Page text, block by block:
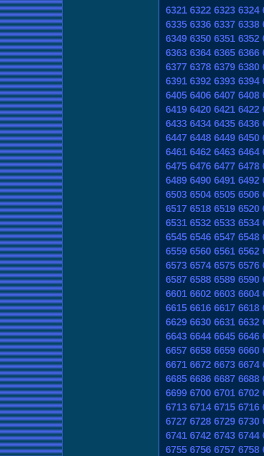
6321 6322 6323 6324
6335 6336 6337 6338
6349 6350 6351 6352
6363 6364 6365 6366
6377 6378 6379 6380
6391 6392 6393 6394
6405 6406 6407 6408
6419 6420 6421 6422
6433 6434 6435 6436
6447 6448 6449 6450
6461 6462 6463 6464
6475 6476 6477 6478
6489 6490 6491 6492
6503 6504 6505 6506
6517 6518 6519 6520
6531 6532 6533 6534
6545 6546 6547 6548
6559 6560 6561 6562
6573 6574 6575 6576
6587 6588 6589 6590
6601 6602 6603 6604
6615 6616 6617 6618
6629 6630 6631 6632
6643 6644 6645 6646
6657 6658 6659 6660
6671 6672 6673 6674
6685 6686 6687 6688
6699 6700 6701 6702
6713 6714 6715 6716
6727 6728 6729 6730
6741 6742 6743 6744
6755 6756 6757 6758